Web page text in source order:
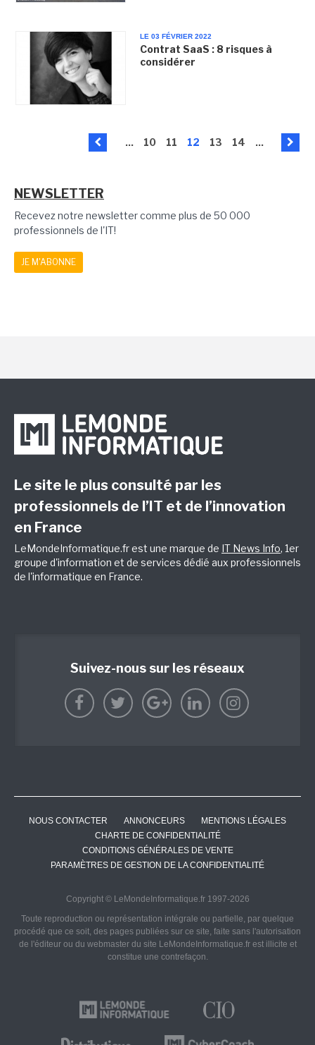
LE 03 FÉVRIER 2022
Contrat SaaS : 8 risques à
considérer
... 10 11 12 13 14 ...
NEWSLETTER
Recevez notre newsletter comme plus de 50 000
professionnels de l'IT!
JE M'ABONNE
Le site le plus consulté par les
professionnels de l’IT et de l’innovation
en France
LeMondeInformatique.fr est une marque de IT News Info, 1er
groupe d'information et de services dédié aux professionnels
de l'informatique en France.
Suivez-nous sur les réseaux
NOUS CONTACTER ANNONCEURS
MENTIONS LÉGALES
CHARTE DE CONFIDENTIALITÉ
CONDITIONS GÉNÉRALES DE VENTE
PARAMÈTRES DE GESTION DE LA CONFIDENTIALITÉ
Copyright © LeMondeInformatique.fr 1997-2026
Toute reproduction ou représentation intégrale ou partielle, par quelque
procédé que ce soit, des pages publiées sur ce site, faite sans l'autorisation
de l'éditeur ou du webmaster du site LeMondeInformatique.fr est illicite et
constitue une contrefaçon.